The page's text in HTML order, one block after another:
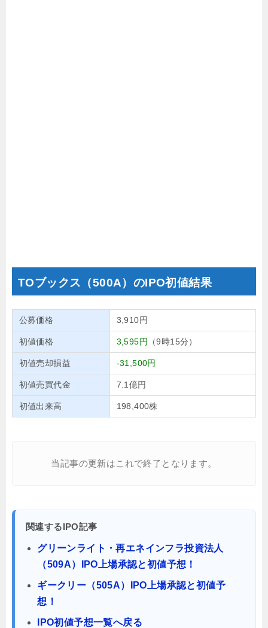
TOブックス（500A）のIPO初値結果
公募価格 3,910円
初値価格 3,595円 （9時15分）
初値売却損益 -31,500円
初値売買代金 7.1億円
初値出来高 198,400株
当記事の更新はこれで終了となります。
関連するIPO記事
グリーンライト・再エネインフラ投資法人
（509A）IPO上場承認と初値予想！
ギークリー（505A）IPO上場承認と初値予
想！
IPO初値予想一覧へ戻る